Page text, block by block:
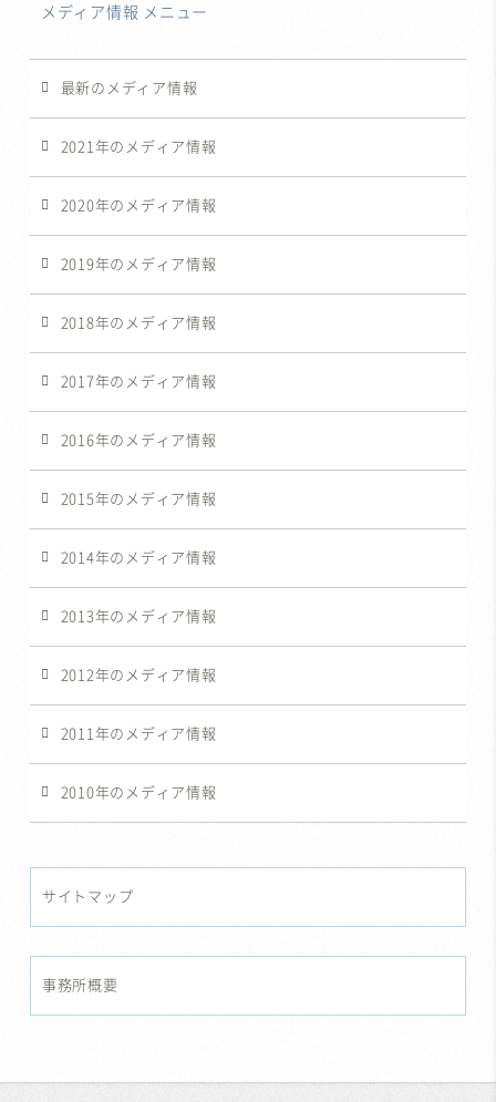
メディア情報 メニュー
最新のメディア情報
2021年のメディア情報
2020年のメディア情報
2019年のメディア情報
2018年のメディア情報
2017年のメディア情報
2016年のメディア情報
2015年のメディア情報
2014年のメディア情報
2013年のメディア情報
2012年のメディア情報
2011年のメディア情報
2010年のメディア情報
サイトマップ
事務所概要